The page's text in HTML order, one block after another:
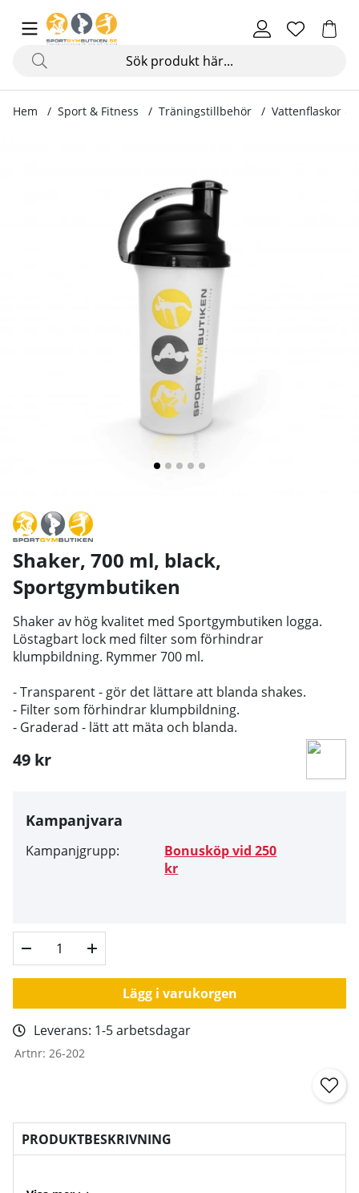
Hem Sport & Fitness Träningstillbehör Vattenflaskor &
Shaker, 700 ml, black,
Sportgymbutiken
Shaker av hög kvalitet med Sportgymbutiken logga.
Löstagbart lock med filter som förhindrar
klumpbildning. Rymmer 700 ml.
- Transparent - gör det lättare att blanda shakes.
- Filter som förhindrar klumpbildning.
- Graderad - lätt att mäta och blanda.
49 kr
Kampanjvara
Kampanjgrupp:
Bonusköp vid 250
kr
Lägg i varukorgen
Leverans: 1-5 arbetsdagar
Artnr: 26-202
PRODUKTBESKRIVNING